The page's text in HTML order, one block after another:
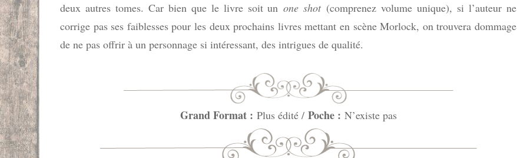
deux autres tomes. Car bien que le livre soit unone shot(comprenez volume unique), si l’auteur ne
corrige pas ses faiblesses pour les deux prochains livres mettant en scène Morlock, on trouvera dommage
de ne pas offrir à un personnage si intéressant, des intrigues de qualité.
Grand Format : Plus édité / Poche : N’existe pas